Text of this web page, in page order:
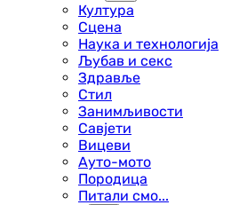
Култура
Сцена
Наука и технологија
Љубав и секс
Здравље
Стил
Занимљивости
Савјети
Вицеви
Ауто-мото
Породица
Питали смо...